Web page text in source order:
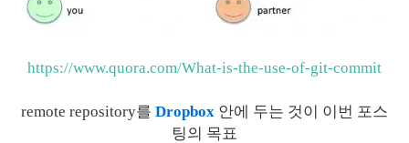
https://www.quora.com/What-is-the-use-of-git-commit
remote repository를 Dropbox 안에 두는 것이 이번 포스
팅의 목표